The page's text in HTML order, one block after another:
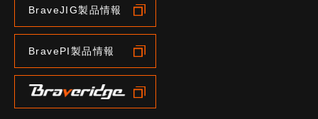
BraveJIG製品情報
BravePI製品情報